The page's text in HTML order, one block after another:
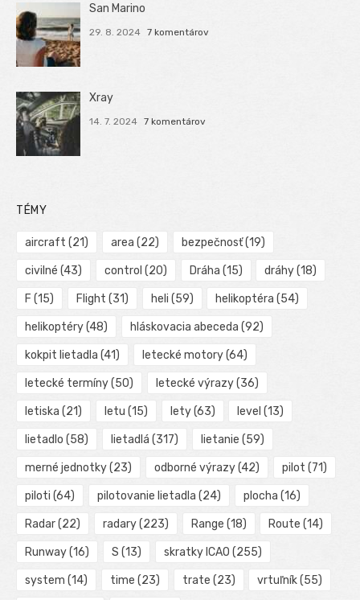
San Marino
29. 8. 2024 7 komentárov
Xray
14. 7. 2024 7 komentárov
TÉMY
aircraft (21) area (22) bezpečnosť(19)
civilné (43) control (20) Dráha (15) dráhy(18)
F (15) Flight (31) heli (59) helikoptéra (54)
helikoptéry(48) hláskovacia abeceda (92)
kokpit lietadla (41) letecké motory(64)
letecké termíny(50) letecké výrazy(36)
letiska (21) letu (15) lety(63) level (13)
lietadlo (58) lietadlá (317) lietanie (59)
merné jednotky(23) odborné výrazy(42) pilot (71)
piloti (64) pilotovanie lietadla (24) plocha (16)
Radar(22) radary(223) Range (18) Route (14)
Runway(16) S (13) skratky ICAO (255)
system (14) time (23) trate (23) vrtuľník(55)